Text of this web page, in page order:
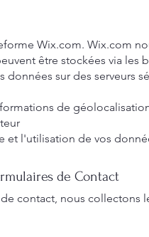
Wix.com. Wix.com
être stockées via
données sur des serveurs
de
et l'utilisation de vos
de Contact
contact, nous collectons